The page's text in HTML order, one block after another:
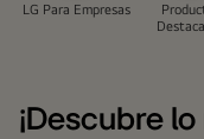
LG Para Empresas
¡Descubre